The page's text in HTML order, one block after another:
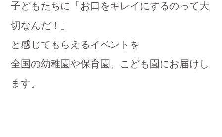
子どもたちに「お口をキレイにするのって大
切なんだ！」
と感じてもらえるイベントを
全国の幼稚園や保育園、こども園にお届けし
ます。